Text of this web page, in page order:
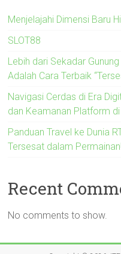
Menjelajahi Dimensi Baru
SLOT88
Lebih dari Sekadar
Adalah Cara Terbaik
Navigasi Cerdas di Era
dan Keamanan Platform
Panduan Travel ke Dunia
Tersesat dalam Permainan!
Recent
No comments to show.